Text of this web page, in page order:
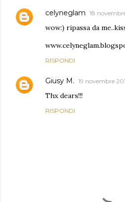
celyneglam 18
wow:) ripassa da
RISPONDI
Giusy M. 19 novembre
Thx dears!!!
RISPONDI